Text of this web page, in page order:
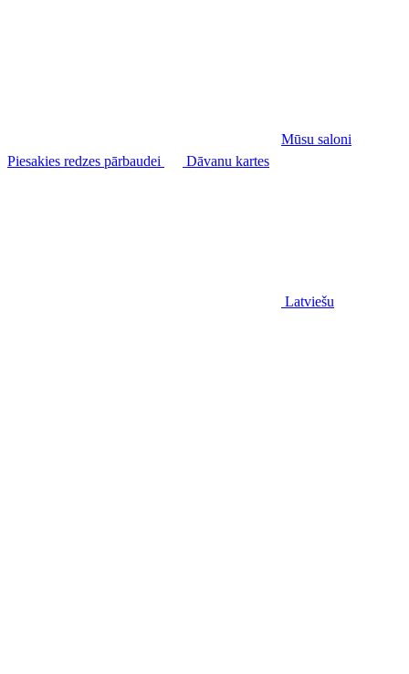
Mūsu saloni
Piesakies redzes pārbaudei
Dāvanu kartes
Latviešu